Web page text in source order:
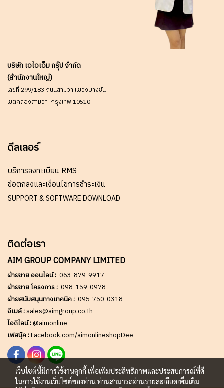
บริษัท เอไอเอ็ม กรุ๊ป จำกัด
(สำนักงานใหญ่)
เลขที่ 299/183 ถนนสามวา แขวงบางชัน
เขตคลองสามวา กรุงเทพ 10510
ดีลเลอร์
บริการลงทะเบียน RMS
ข้อตกลงและเงื่อนไขการชำระเงิน
SUPPORT & SOFTWARE DOWNLOAD
ติดต่อเรา
AIM GROUP COMPANY LIMITED
ฝ่ายขาย ออนไลน์ : 063-879-9917
ฝ่ายขาย โครงการ : 098-159-0978
ฝ่ายสนับสนุนทางเทคนิค : 095-750-0318
อีเมล์ :sales@aimgroup.co.th
ไอดีไลน์ :@aimonline
เฟสบุ๊ค :Facebook.com/aimonlineshopDee
เว็บไซต์นี้มีการใช้งานคุกกี้ เพื่อเพิ่มประสิทธิภาพและประสบการณ์ที่ดี
ในการใช้งานเว็บไซต์ของท่าน ท่านสามารถอ่านรายละเอียดเพิ่มเติม